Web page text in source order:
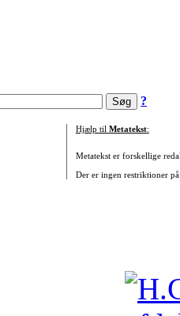
?
Hjælp til Metatekst:
Metatekst er forskellige
Der er ingen restriktioner